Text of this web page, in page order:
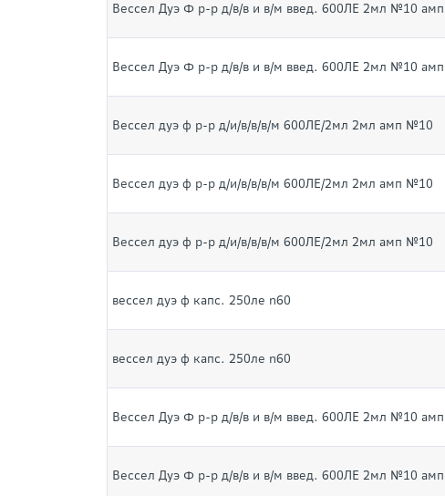
Вессел Дуэ Ф р-р д/в/в и в/м введ. 600ЛЕ 2мл №10
Вессел Дуэ Ф р-р д/в/в и в/м введ. 600ЛЕ 2мл №10
Вессел дуэ ф р-р д/и/в/в/в/м 600ЛЕ/2мл 2мл амп №10
Вессел дуэ ф р-р д/и/в/в/в/м 600ЛЕ/2мл 2мл амп №10
Вессел дуэ ф р-р д/и/в/в/в/м 600ЛЕ/2мл 2мл амп №10
вессел дуэ ф капс. 250ле n60
вессел дуэ ф капс. 250ле n60
Вессел Дуэ Ф р-р д/в/в и в/м введ. 600ЛЕ 2мл №10
Вессел Дуэ Ф р-р д/в/в и в/м введ. 600ЛЕ 2мл №10